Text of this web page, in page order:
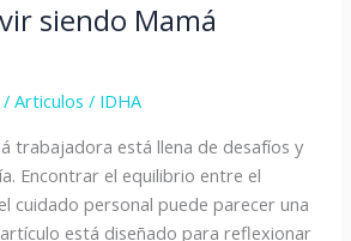
siendo Mamá
/Articulos / IDHA
trabajadora está llena de desafíos y
Encontrar el equilibrio entre el
cuidado personal puede parecer una
está diseñado para reflexionar